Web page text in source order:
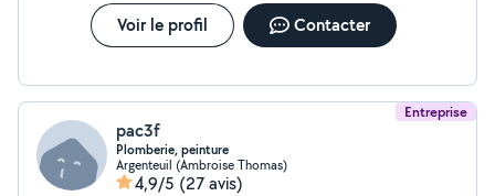
Voir le profil Contacter
Entreprise
pac3f
Plomberie, peinture
Argenteuil (Ambroise Thomas)
4,9/5 (27 avis)